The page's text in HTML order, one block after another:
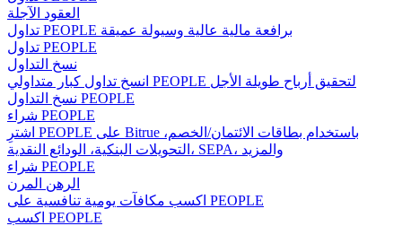
استراتيجيات التداول
تعلم كيفية البقاء مربحة
العقود الآجلة
تداول PEOPLE برافعة مالية عالية وسيولة عميقة
تداول PEOPLE
نسخ التداول
انسخ تداول كبار متداولي PEOPLE لتحقيق أرباح طويلة الأجل
نسخ التداول PEOPLE
شراء PEOPLE
اشترِ PEOPLE على Bitrue باستخدام بطاقات الائتمان/الخصم،
التحويلات البنكية، الودائع النقدية، SEPA، والمزيد
شراء PEOPLE
الرهن المرن
اكسب مكافآت يومية تنافسية على PEOPLE
اكسب PEOPLE